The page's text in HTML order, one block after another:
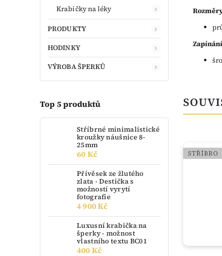
Krabičky na léky
PRODUKTY
HODINKY
VÝROBA ŠPERKŮ
Top 5 produktů
Stříbrné minimalistické
kroužky náušnice 8-
25mm
60 Kč
Přívěsek ze žlutého
zlata - Destička s
možností vyrytí
fotografie
4 900 Kč
Luxusní krabička na
šperky - možnost
vlastního textu BC01
400 Kč
STŘÍBRO